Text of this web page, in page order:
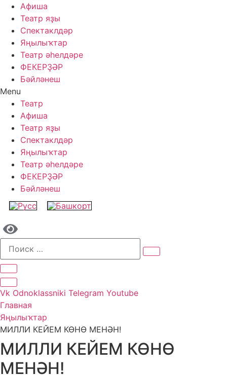
Афиша
Театр яҙы
Спектаклдәр
Яңылыҡтар
Театр әһелдәре
ФЕКЕРҘӘР
Бәйләнеш
Menu
Театр
Афиша
Театр яҙы
Спектаклдәр
Яңылыҡтар
Театр әһелдәре
ФЕКЕРҘӘР
Бәйләнеш
Vk Odnoklassniki Telegram Youtube
Главная
Яңылыҡтар
МИЛЛИ КЕЙЕМ КӨНӨ МЕНӘН!
МИЛЛИ КЕЙЕМ КӨНӨ
МЕНӘН!